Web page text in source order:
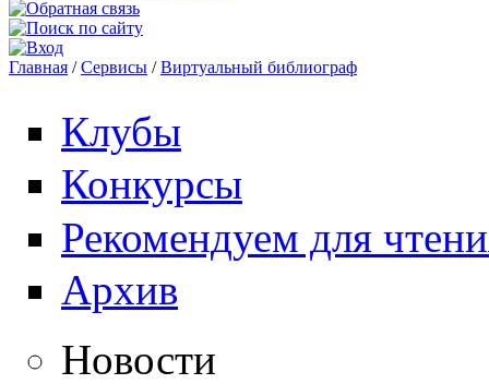
Главная / Сервисы / Виртуальный библиограф
Клубы
Конкурсы
Рекомендуем для
Архив
Новости